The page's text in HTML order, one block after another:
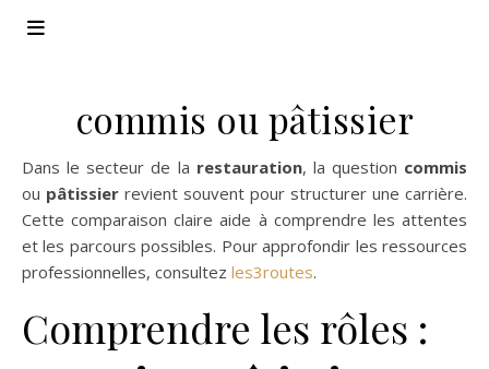
commis ou pâtissier
Dans le secteur de la restauration, la question commis
ou pâtissier revient souvent pour structurer une carrière.
Cette comparaison claire aide à comprendre les attentes
et les parcours possibles. Pour approfondir les ressources
professionnelles, consultez les3routes.
Comprendre les rôles :